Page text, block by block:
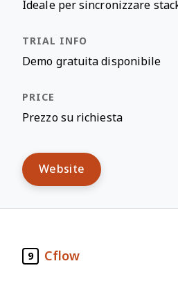
Ideale per sincronizzare
Demo gratuita disponibile
Prezzo su richiesta
Website
9 Cflow